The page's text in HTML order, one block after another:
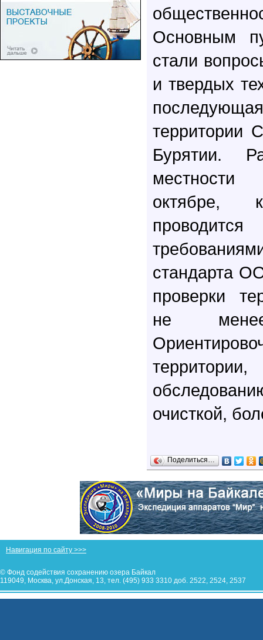
Основным
стали
и твердых
территории
Бурятии.
октябре,
стандарта
проверки
не
очисткой,
Поделиться…
Навигация по сайту >>>
© Фонд содействия сохранению озера Байкал
119049, Москва, ул.Донская, 13, тел. (495) 933 3310 доб. 2522, 2524, 2537